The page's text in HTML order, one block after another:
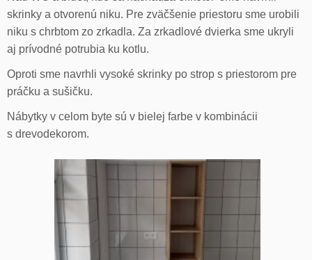
skrinky a otvorenú niku. Pre zväčšenie priestoru sme urobili
niku s chrbtom zo zrkadla. Za zrkadlové dvierka sme ukryli
aj prívodné potrubia ku kotlu.
Oproti sme navrhli vysoké skrinky po strop s priestorom pre
práčku a sušičku.
Nábytky v celom byte sú v bielej farbe v kombinácii
s drevodekorom.